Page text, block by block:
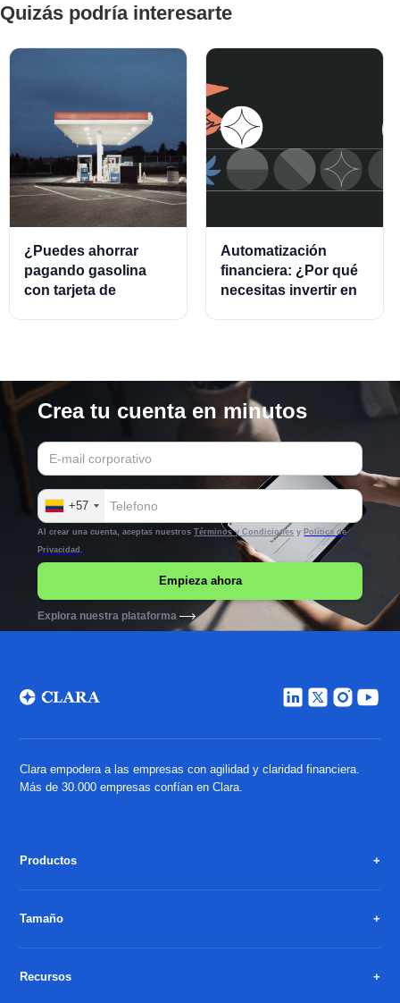
Quizás podría interesarte
¿Puedes ahorrar
pagando gasolina
con tarjeta de
Automatización
financiera: ¿Por qué
necesitas invertir en
Crea tu cuenta en minutos
+57
Al crear una cuenta, aceptas nuestrosTérminos y Condiciones y Política de
Privacidad
Explora nuestra plataforma
Clara empodera a las empresas con agilidad y claridad financiera.
Más de 30.000 empresas confían en Clara.
Productos
Tamaño
Recursos